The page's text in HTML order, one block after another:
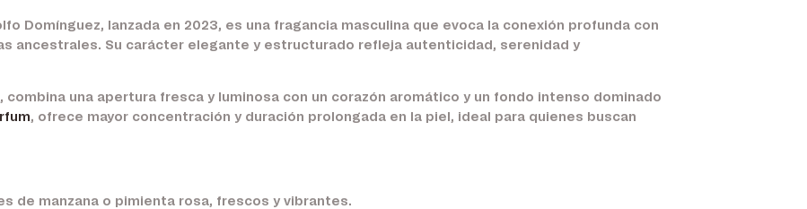
Domínguez, lanzada en 2023, es una fragancia masculina que evoca la conexión profunda con
ancestrales. Su carácter elegante y estructurado refleja autenticidad, serenidad y
, combina una apertura fresca y luminosa con un corazón aromático y un fondo intenso dominado
, ofrece mayor concentración y duración prolongada en la piel, ideal para quienes buscan
de manzana o pimienta rosa, frescos y vibrantes.